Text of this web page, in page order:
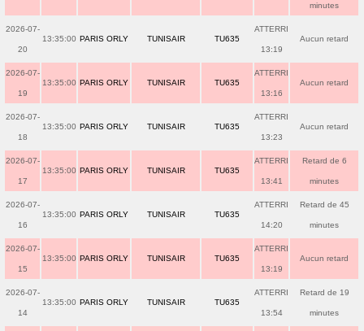
minutes
2026-07-
20
13:35:00 PARIS ORLY TUNISAIR TU635
ATTERRI
13:19
Aucun retard
2026-07-
19
13:35:00 PARIS ORLY TUNISAIR TU635
ATTERRI
13:16
Aucun retard
2026-07-
18
13:35:00 PARIS ORLY TUNISAIR TU635
ATTERRI
13:23
Aucun retard
2026-07-
17
13:35:00 PARIS ORLY TUNISAIR TU635
ATTERRI
13:41
Retard de 6
minutes
2026-07-
16
13:35:00 PARIS ORLY TUNISAIR TU635
ATTERRI
14:20
Retard de 45
minutes
2026-07-
15
13:35:00 PARIS ORLY TUNISAIR TU635
ATTERRI
13:19
Aucun retard
2026-07-
14
13:35:00 PARIS ORLY TUNISAIR TU635
ATTERRI
13:54
Retard de 19
minutes